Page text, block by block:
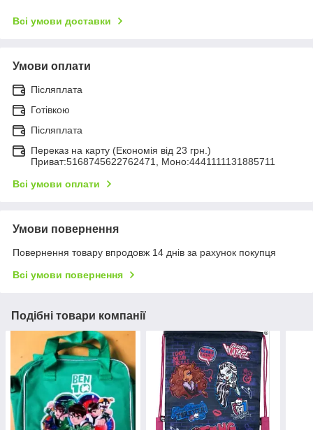
Всі умови доставки
Умови оплати
Післяплата
Готівкою
Післяплата
Переказ на карту (Економія від 23 грн.)
Приват:5168745622762471, Моно:4441111131885711
Всі умови оплати
Умови повернення
Повернення товару впродовж 14 днів за рахунок покупця
Всі умови повернення
Подібні товари компанії